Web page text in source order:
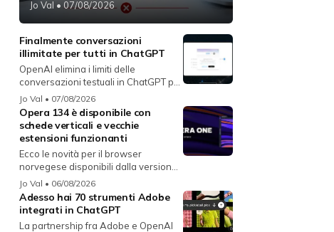
Jo Val • 07/08/2026
Finalmente conversazioni
illimitate per tutti in ChatGPT
OpenAI elimina i limiti delle
conversazioni testuali in ChatGPT per
i...Jo Val • 07/08/2026
Opera 134 è disponibile con
schede verticali e vecchie
estensioni funzionanti
Ecco le novità per il browser
norvegese disponibili dalla versione
134...
Jo Val • 06/08/2026
Adesso hai 70 strumenti Adobe
integrati in ChatGPT
La partnership fra Adobe e OpenAI